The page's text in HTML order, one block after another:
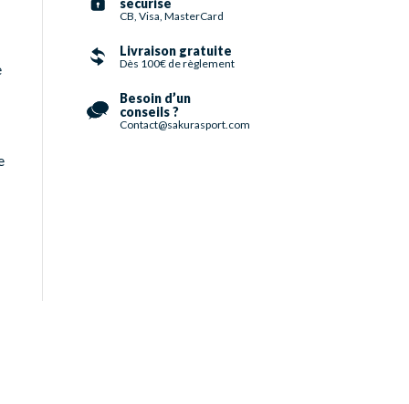
CB, Visa, MasterCard
Livraison gratuite
Dès 100€ de règlement
Besoin d’un
conseils ?
Contact@sakurasport.com